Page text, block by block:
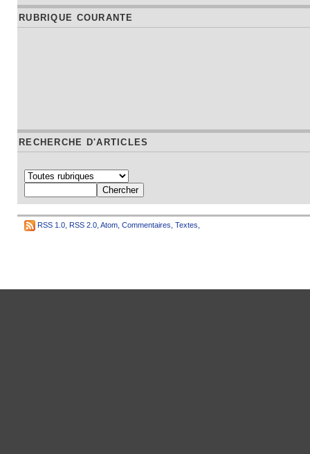
RUBRIQUE COURANTE
RECHERCHE D'ARTICLES
RSS 1.0 RSS 2.0 Atom Commentaires Textes